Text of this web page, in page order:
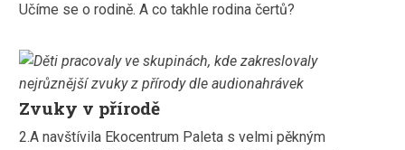
Učíme se o rodině. A co takhle rodina čertů?
Zvuky v přírodě
2.A navštívila Ekocentrum Paleta s velmi pěkným